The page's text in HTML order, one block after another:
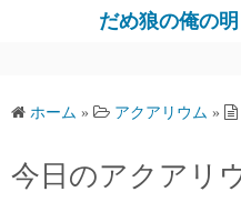
だめ狼の俺の
ホーム » アクアリウム »
今日のアクアリ